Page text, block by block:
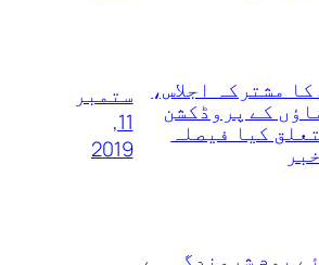
مشترکہ اجلاس،
کے پروڈکشن
کیا فیصلہ
ستمبر
11,
2019